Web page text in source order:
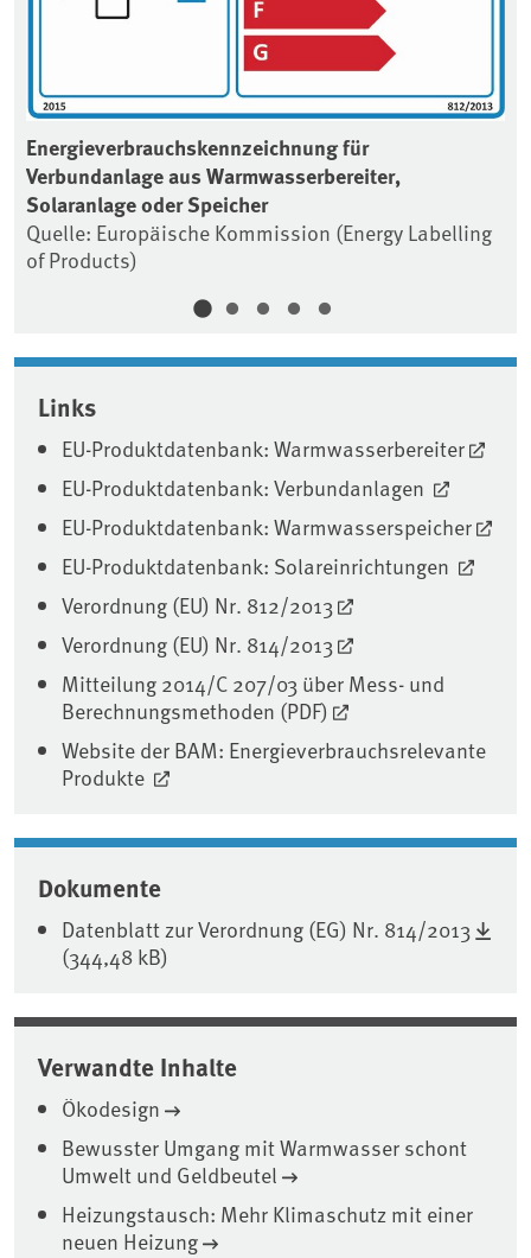
Energieverbrauchskennzeichnung für
Verbundanlage aus Warmwasserbereiter,
Solaranlage oder Speicher
Quelle: Europäische Kommission (Energy Labelling
of Products)
Links
EU-Produktdatenbank: Warmwasserbereiter
EU-Produktdatenbank: Verbundanlagen
EU-Produktdatenbank: Warmwasserspeicher
EU-Produktdatenbank: Solareinrichtungen
Verordnung (EU) Nr. 812/2013
Verordnung (EU) Nr. 814/2013
Mitteilung 2014/C 207/03 über Mess- und
Berechnungsmethoden (PDF)
Website der BAM: Energieverbrauchsrelevante
Produkte
Dokumente
Datenblatt zur Verordnung (EG) Nr. 814/2013
(344,48 kB)
Verwandte Inhalte
Ökodesign
Bewusster Umgang mit Warmwasser schont
Umwelt und Geldbeutel
Heizungstausch: Mehr Klimaschutz mit einer
neuen Heizung